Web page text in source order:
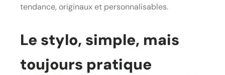
tendance, originaux et personnalisables.
Le stylo, simple, mais
toujours pratique